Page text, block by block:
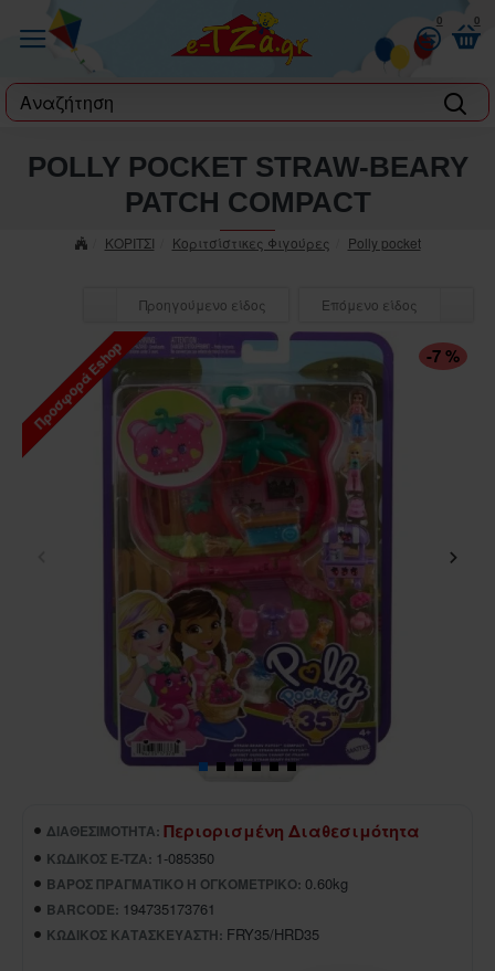
0 0
label
ΚΟΡΙΤΣΙ Κοριτσίστικες Φιγούρες Polly pocket
POLLY POCKET STRAW-BEARY
PATCH COMPACT
Προηγούμενο είδος Επόμενο είδος
ΠΤΏΣΗ ΤΙΜΉΣ
Προσφορά Eshop -7 %
ΔΙΑΘΕΣΙΜΌΤΗΤΑ: Περιορισμένη Διαθεσιμότητα
ΚΩΔΙΚΌΣ E-TZA: 1-085350
ΒΆΡΟΣ ΠΡΑΓΜΑΤΙΚΌ Ή ΟΓΚΟΜΕΤΡΙΚΌ: 0.60kg
BARCODE: 194735173761
ΚΩΔΙΚΌΣ ΚΑΤΑΣΚΕΥΑΣΤΉ: FRY35/HRD35